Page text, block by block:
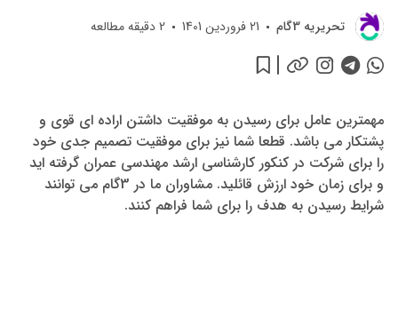
تحريريه 3گام 21 فروردین 1401 2دقیقه مطالعه
مهمترین عامل برای رسیدن به موفقیت داشتن اراده ای قوی و
پشتکار می باشد. قطعا شما نیز برای موفقیت تصمیم جدی خود
را برای شرکت در کنکور کارشناسی ارشد مهندسی عمران گرفته اید
و برای زمان خود ارزش قائلید. مشاوران ما در 3گام می توانند
شرایط رسیدن به هدف را برای شما فراهم کنند.